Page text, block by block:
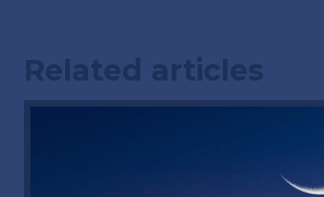
Related articles